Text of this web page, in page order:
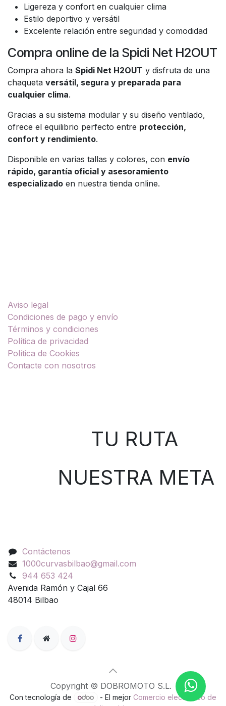
Ligereza y confort en cualquier clima
Estilo deportivo y versátil
Excelente relación entre seguridad y comodidad
Compra online de la Spidi Net H2OUT
Compra ahora la Spidi Net H2OUT y disfruta de una
chaqueta versátil, segura y preparada para
cualquier clima.
Gracias a su sistema modular y su diseño ventilado,
ofrece el equilibrio perfecto entre protección,
confort y rendimiento.
Disponible en varias tallas y colores, con envío
rápido, garantía oficial y asesoramiento
especializado en nuestra tienda online.
Aviso legal
Condiciones de pago y envío
Términos y condiciones
Política de privacidad
Política de Cookies
Contacte con nosotros
TU RUTA
NUESTRA META
Contáctenos
1000curvasbilbao@gmail.com
944 653 424
Avenida Ramón y Cajal 66
48014 Bilbao
Copyright © DOBROMOTO S.L.
Con tecnología de - El mejor Comercio electrónico de